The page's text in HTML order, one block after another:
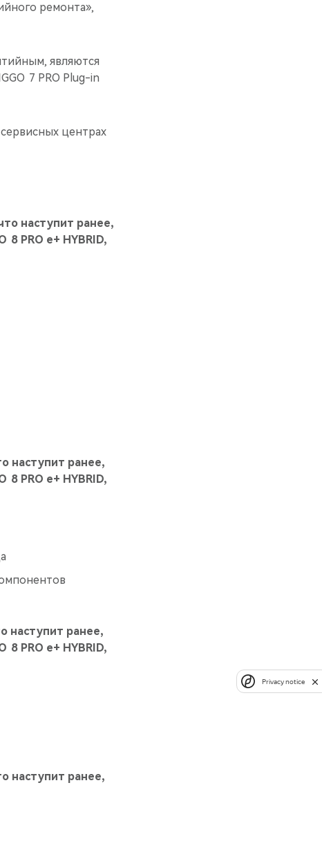
ремонта»,
являются
7 PRO Plug-in
центрах
наступит ранее,
PRO е+ HYBRID,
наступит ранее,
PRO е+ HYBRID,
наступит ранее,
PRO е+ HYBRID,
наступит ранее,
Privacy notice